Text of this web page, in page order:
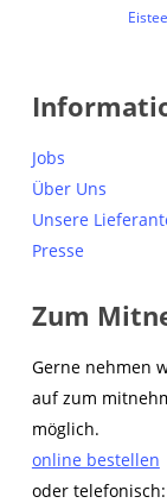
Eistee
Jobs
Über Uns
Unsere
Presse
Zum
Gerne nehmen
auf zum
möglich.
online bestellen
oder